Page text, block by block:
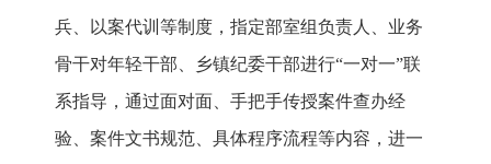
兵、以案代训等制度，指定部室组负责人、业务
骨干对年轻干部、乡镇纪委干部进行“一对一”联
系指导，通过面对面、手把手传授案件查办经
验、案件文书规范、具体程序流程等内容，进一